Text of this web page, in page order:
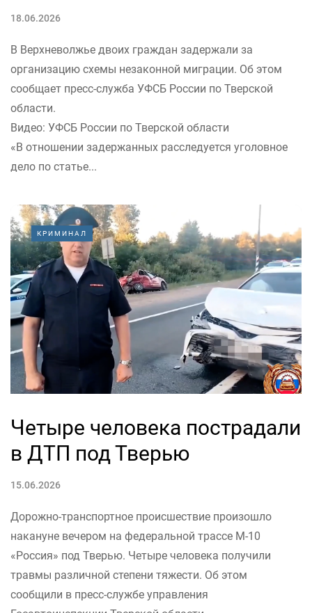
18.06.2026
В Верхневолжье двоих граждан задержали за
организацию схемы незаконной миграции. Об этом
сообщает пресс-служба УФСБ России по Тверской
области.
Видео: УФСБ России по Тверской области
«В отношении задержанных расследуется уголовное
дело по статье...
КРИМИНАЛ
Четыре человека пострадали
в ДТП под Тверью
15.06.2026
Дорожно-транспортное происшествие произошло
накануне вечером на федеральной трассе М-10
«Россия» под Тверью. Четыре человека получили
травмы различной степени тяжести. Об этом
сообщили в пресс-службе управления